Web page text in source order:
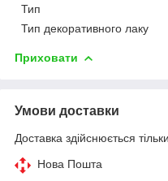
Тип
Тип декоративного лаку
Приховати
Умови доставки
Доставка здійснюється
Нова Пошта